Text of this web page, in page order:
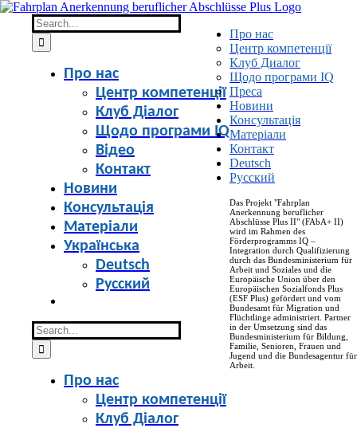
Skip
content
Search
for:
Про нас
Центр компетенції
Клуб Діалог
Щодо програми IQ
Відео
Контакт
Новини
Консультація
Матеріали
Українська
Deutsch
Русский
Search
for:
Про нас
Центр компетенції
Клуб Діалог
Про нас
Центр компетенції
Клуб Диалог
Щодо програми IQ
Преса
Новини
Консультація
Матеріали
Контакт
Deutsch
Русский
Das Projekt "Fahrplan
Anerkennung beruflicher
Abschlüsse Plus II" (FAbA+ II)
wird im Rahmen des
Förderprogramms IQ –
Integration durch Qualifizierung
durch das Bundesministerium für
Arbeit und Soziales und die
Europäische Union über den
Europäischen Sozialfonds Plus
(ESF Plus) gefördert und vom
Bundesamt für Migration und
Flüchtlinge administriert. Partner
in der Umsetzung sind das
Bundesministerium für Bildung,
Familie, Senioren, Frauen und
Jugend und die Bundesagentur für
Arbeit.